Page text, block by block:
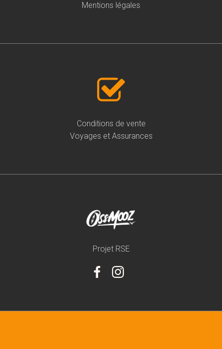
Mentions légales
Conditions de vente
Voyages et Assurances
Projet RSE